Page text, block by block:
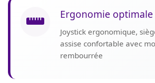
Ergonomie optimale
Joystick ergonomique,
assise confortable avec
rembourrée